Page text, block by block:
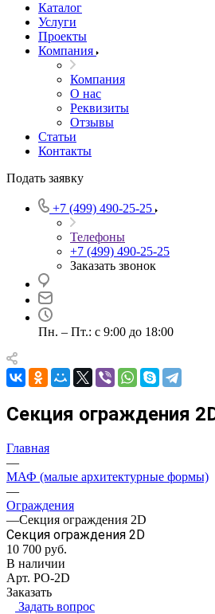
Каталог
Услуги
Проекты
Компания
Компания
О нас
Реквизиты
Отзывы
Статьи
Контакты
Подать заявку
+7 (499) 490-25-25
Телефоны
+7 (499) 490-25-25
Заказать звонок
Пн. – Пт.: с 9:00 до 18:00
Секция ограждения
Главная
—
МАФ (малые архитектурные формы)
—
Ограждения
—Секция ограждения 2D
Секция ограждения 2D
10 700 руб.
В наличии
Арт. PO-2D
Заказать
Задать вопрос